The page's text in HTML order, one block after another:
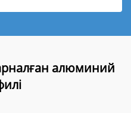
алюминий